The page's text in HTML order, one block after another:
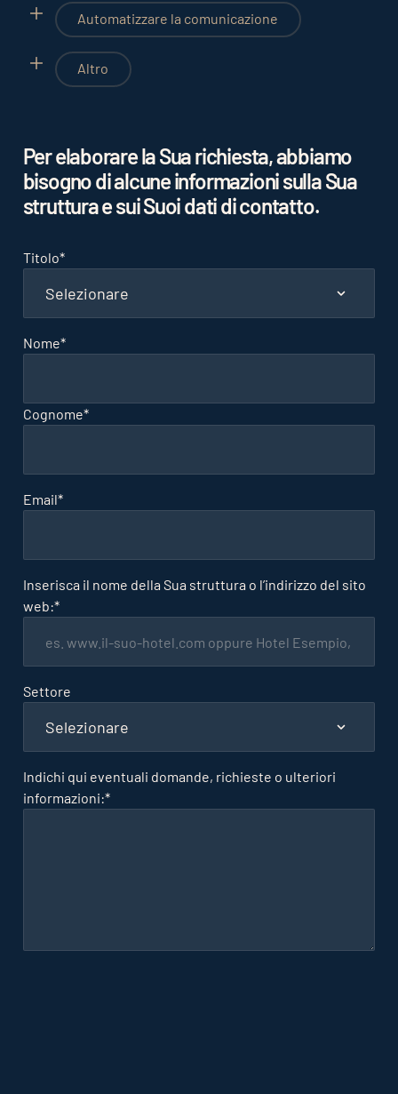
Automatizzare la comunicazione
Altro
Per elaborare la Sua richiesta, abbiamo
bisogno di alcune informazioni sulla Sua
struttura e sui Suoi dati di contatto.
Titolo*
Nome*
Cognome*
Email*
Inserisca il nome della Sua struttura o l’indirizzo del sito
web:*
Settore
Indichi qui eventuali domande, richieste o ulteriori
informazioni:*